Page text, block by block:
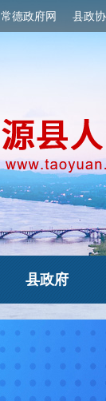
常德政府网 县政协
县政府